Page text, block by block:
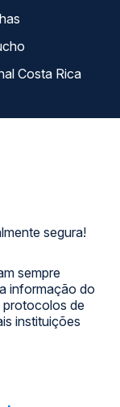
segura!
sempre
informação do
protocolos de
instituições
La terminal Costa Rica